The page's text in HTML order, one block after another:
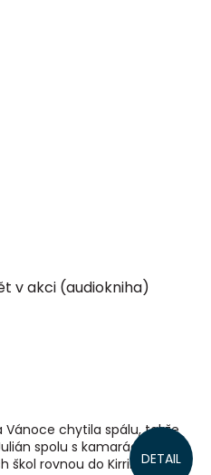
v akci (audiokniha)
DETAIL
chytila spálu, takže
spolu s kamarádkou
rovnou do Kirrinu. Pejsek